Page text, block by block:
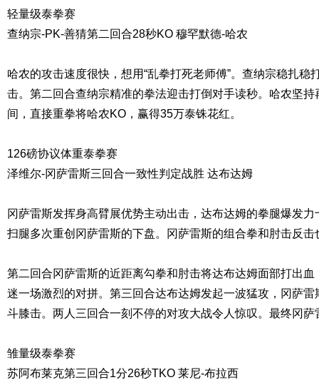
轻量级泰拳赛
查纳宗-PK-善猜第二回合28秒KO 穆罕默德-哈农
哈农的攻击速度很快，想用“乱拳打死老师傅”。查纳宗稳扎稳
击。第二回合查纳宗精准的拳法迎击打倒对手读秒。哈农坚
间，直接重拳将哈农KO，赢得35万泰铢花红。
126磅协议体重泰拳赛
泽维尔-冈萨雷斯三回合一致性判定战胜 达布达姆
冈萨雷斯发挥身高臂展优势主动出击，达布达姆的拳腿爆发
扫腿多次重创冈萨雷斯的下盘。冈萨雷斯的组合拳和肘击反击
第二回合冈萨雷斯的近距离勾拳和肘击将达布达姆面部打出
迷一场激烈的对拼。第三回合达布达姆发起一波猛攻，冈萨
斗膝击。两人三回合一刻不停的对攻大战令人惊叹。最终冈萨
雏量级泰拳赛
苏阿布莱克第三回合1分26秒TKO 莱尼-布拉西